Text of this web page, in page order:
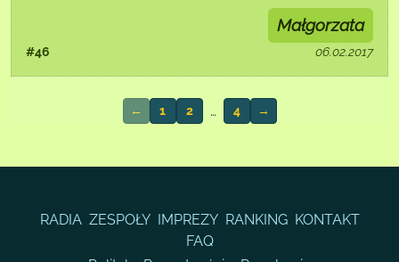
#46
Małgorzata
06.02.2017
← 1 2 … 4 →
RADIA ZESPOŁY IMPREZY RANKING KONTAKT
FAQ